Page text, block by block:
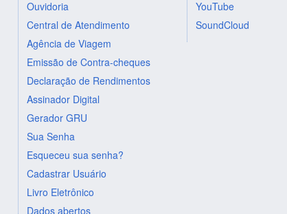
Ouvidoria
Central de Atendimento
Agência de Viagem
Emissão de Contra-cheques
Declaração de Rendimentos
Assinador Digital
Gerador GRU
Sua Senha
Esqueceu sua senha?
Cadastrar Usuário
Livro Eletrônico
Dados abertos
YouTube
SoundCloud